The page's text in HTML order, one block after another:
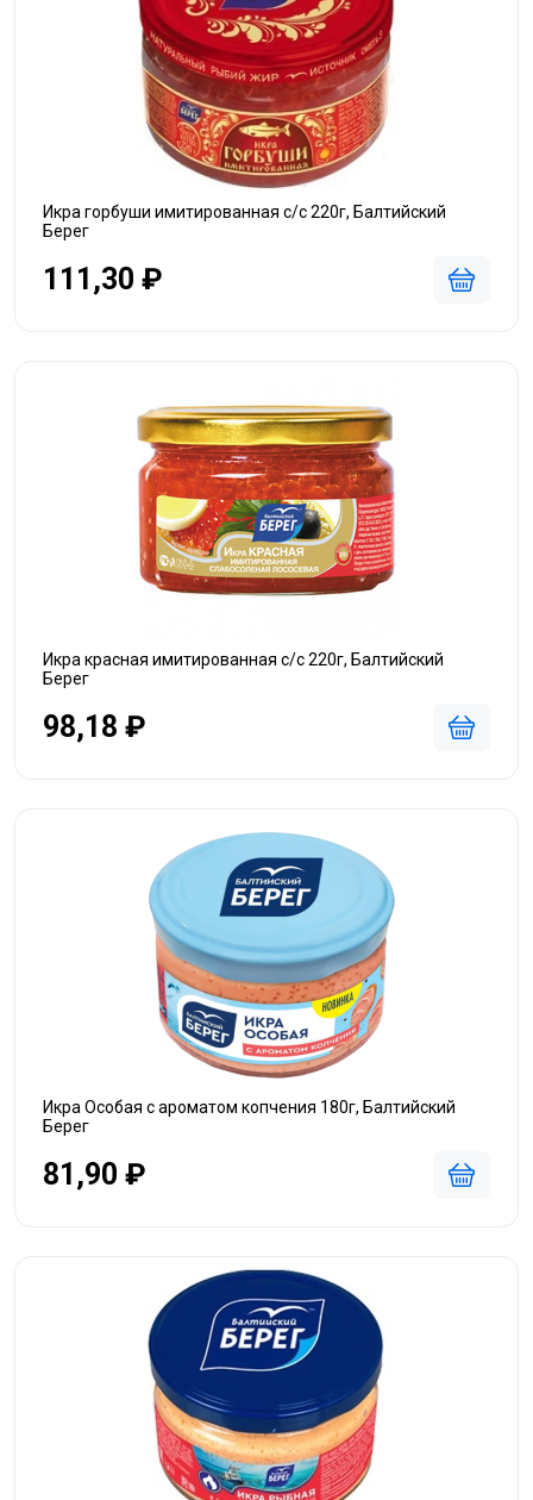
Икра горбуши имитированная с/с 220г, Балтийский
Берег
111,30 ₽
Икра красная имитированная с/с 220г, Балтийский
Берег
98,18 ₽
Икра Особая с ароматом копчения 180г, Балтийский
Берег
81,90 ₽